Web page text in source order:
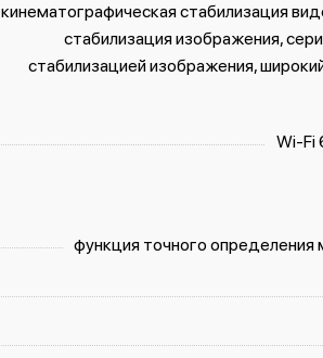
кинематографическая стабилизация
стабилизация изображения,
стабилизацией изображения,
Wi-Fi
функция точного